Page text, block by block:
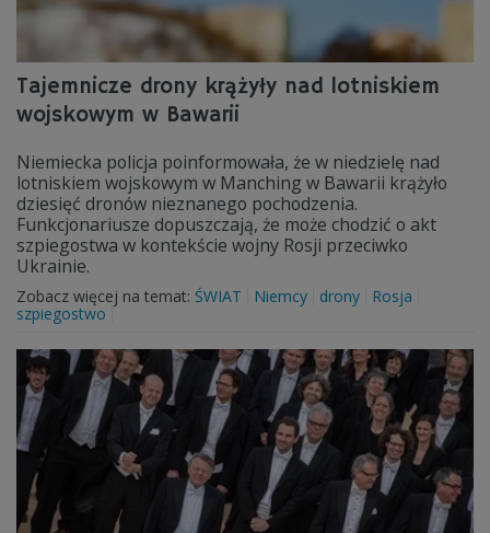
Tajemnicze drony krążyły nad lotniskiem
wojskowym w Bawarii
Niemiecka policja poinformowała, że w niedzielę nad
lotniskiem wojskowym w Manching w Bawarii krążyło
dziesięć dronów nieznanego pochodzenia.
Funkcjonariusze dopuszczają, że może chodzić o akt
szpiegostwa w kontekście wojny Rosji przeciwko
Ukrainie.
Zobacz więcej na temat: ŚWIAT Niemcy drony
Rosja
szpiegostwo